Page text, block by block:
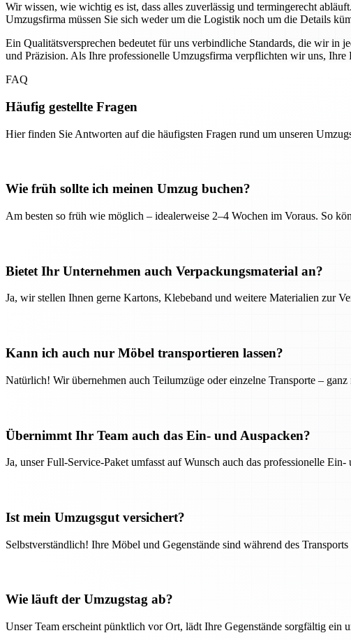
Wir wissen, wie wichtig es ist, dass alles zuverlässig und termingerecht
Umzugsfirma müssen Sie sich weder um die Logistik noch um die Details
Ein Qualitätsversprechen bedeutet für uns verbindliche Standards, die wir in
und Präzision. Als Ihre professionelle Umzugsfirma verpflichten wir uns,
FAQ
Häufig gestellte Fragen
Hier finden Sie Antworten auf die häufigsten Fragen rund um unseren
Wie früh sollte ich meinen Umzug buchen?
Am besten so früh wie möglich – idealerweise 2–4 Wochen im Voraus. So
Bietet Ihr Unternehmen auch Verpackungsmaterial an?
Ja, wir stellen Ihnen gerne Kartons, Klebeband und weitere Materialien zur
Kann ich auch nur Möbel transportieren lassen?
Natürlich! Wir übernehmen auch Teilumzüge oder einzelne Transporte –
Übernimmt Ihr Team auch das Ein- und Auspacken?
Ja, unser Full-Service-Paket umfasst auf Wunsch auch das professionelle
Ist mein Umzugsgut versichert?
Selbstverständlich! Ihre Möbel und Gegenstände sind während des
Wie läuft der Umzugstag ab?
Unser Team erscheint pünktlich vor Ort, lädt Ihre Gegenstände sorgfältig ein